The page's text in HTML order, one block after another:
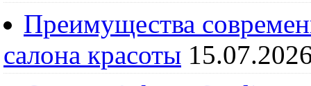
Преимущества
салона красоты